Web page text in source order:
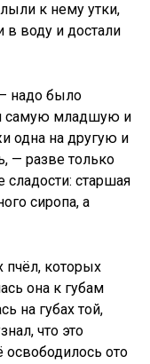
к нему утки,
воду и достали
надо было
самую младшую и
одна на другую и
— разве только
сладости: старшая
сиропа, а
пчёл, которых
она к губам
на губах той,
что это
ото